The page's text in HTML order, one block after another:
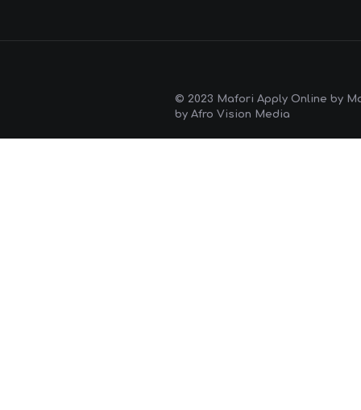
© 2023 Mafori Apply Online by
by Afro Vision Media